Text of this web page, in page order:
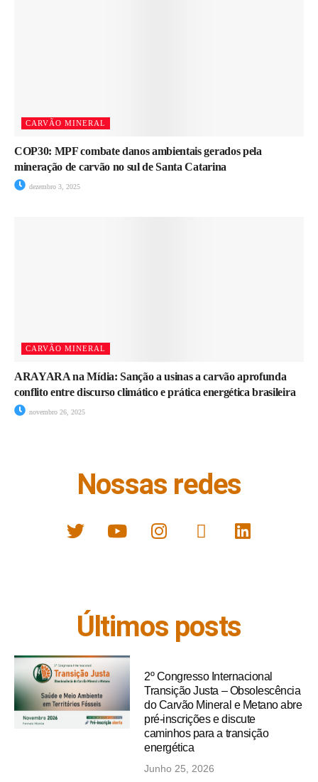
CARVÃO MINERAL
COP30: MPF combate danos ambientais gerados pela
mineração de carvão no sul de Santa Catarina
dezembro 3, 2025
CARVÃO MINERAL
ARAYARA na Mídia: Sanção a usinas a carvão aprofunda
conflito entre discurso climático e prática energética brasileira
novembro 26, 2025
Nossas redes
Últimos posts
2º Congresso Internacional
Transição Justa – Obsolescência
do Carvão Mineral e Metano abre
pré-inscrições e discute
caminhos para a transição
energética
Junho 25, 2026